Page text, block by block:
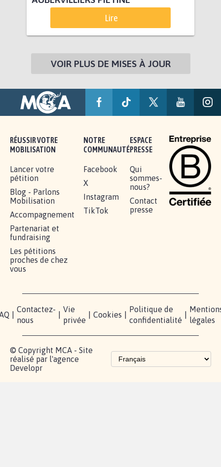
Lire
VOIR PLUS DE MISES À JOUR
RÉUSSIR VOTRE
MOBILISATION
Lancer votre
pétition
Blog - Parlons
Mobilisation
Accompagnement
Partenariat et
fundraising
Les pétitions
proches de chez
vous
NOTRE
COMMUNAUTÉ
Facebook
X
Instagram
TikTok
ESPACE
PRESSE
Qui
sommes-
nous?
Contact
presse
Contactez-
nous
Vie
privée
Cookies
Politique de
confidentialité
légales
© Copyright MCA - Site
réalisé par l'agence
Developr